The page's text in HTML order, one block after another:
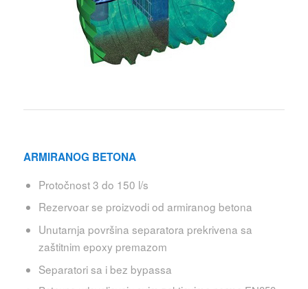
ARMIRANOG BETONA
Protočnost 3 do 150 l/s
Rezervoar se proizvodi od armiranog betona
Unutarnja površina separatora prekrivena sa
zaštitnim epoxy premazom
Separatori sa i bez bypassa